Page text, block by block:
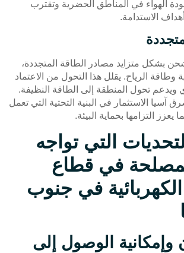
الهواء في المناطق الحضرية وتقترب
الاستدامة.
بشكل متزايد مصادر الطاقة المتجددة،
الرياح. يقلل هذا التحول من الاعتماد
ويدعم تحول المنطقة إلى الطاقة النظيفة.
الاستثمار في البنية التحتية التي تعمل
يعزز التزامها بحماية البيئة.
التي تواجه
في قطاع
الكهربائية في جنوب
وإمكانية الوصول إلى